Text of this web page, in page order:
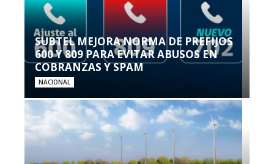
SUBTEL MEJORA NORMA DE PREFIJOS
600 Y 809 PARA EVITAR ABUSOS EN
COBRANZAS Y SPAM
NACIONAL